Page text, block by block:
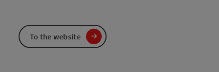
To the website